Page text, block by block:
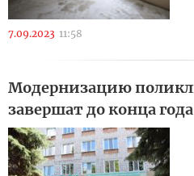
7.09.2023 11:58
Модернизацию
завершат до конца года